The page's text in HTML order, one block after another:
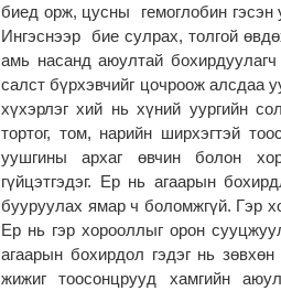
биед орж, цусны гемоглобин гэсэн
Ингэснээр бие сулрах, толгой
амь насанд аюултай
салст бүрхэвчийг цочроож алсдаа
хүхэрлэг хий нь хүний уургийн
тортог, том, нарийн ширхэгтэй
уушгины архаг өвчин болон
гүйцэтгэдэг. Ер нь агаарын
бууруулах ямар ч боломжгүй. Гэр
Ер нь гэр хорооллыг орон
агаарын бохирдол гэдэг нь
жижиг тоосонцрууд хамгийн